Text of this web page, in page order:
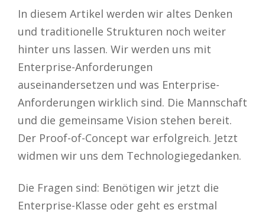
In diesem Artikel werden wir altes Denken
und traditionelle Strukturen noch weiter
hinter uns lassen. Wir werden uns mit
Enterprise-Anforderungen
auseinandersetzen und was Enterprise-
Anforderungen wirklich sind. Die Mannschaft
und die gemeinsame Vision stehen bereit.
Der Proof-of-Concept war erfolgreich. Jetzt
widmen wir uns dem Technologiegedanken.
Die Fragen sind: Benötigen wir jetzt die
Enterprise-Klasse oder geht es erstmal